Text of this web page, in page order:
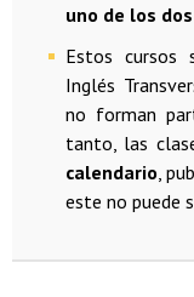
uno de los
Estos cursos
Inglés
no forman
tanto, las
calendario,
este no puede